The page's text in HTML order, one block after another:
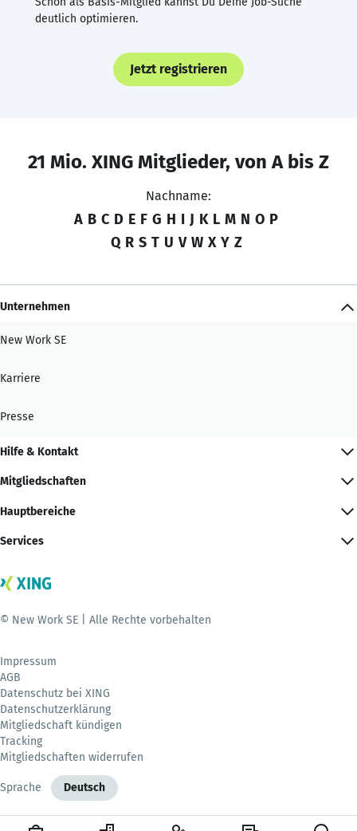
deutlich optimieren.
Jetzt registrieren
21 Mio. XING Mitglieder, von A bis Z
Nachname:
A B C D E F G H I J K L M N O P
Q R S T U V W X Y Z
Unternehmen
New Work SE
Karriere
Presse
Hilfe & Kontakt
Mitgliedschaften
Hauptbereiche
Services
© New Work SE | Alle Rechte vorbehalten
Impressum
AGB
Datenschutz bei XING
Datenschutzerklärung
Mitgliedschaft kündigen
Tracking
Mitgliedschaften widerrufen
Sprache Deutsch